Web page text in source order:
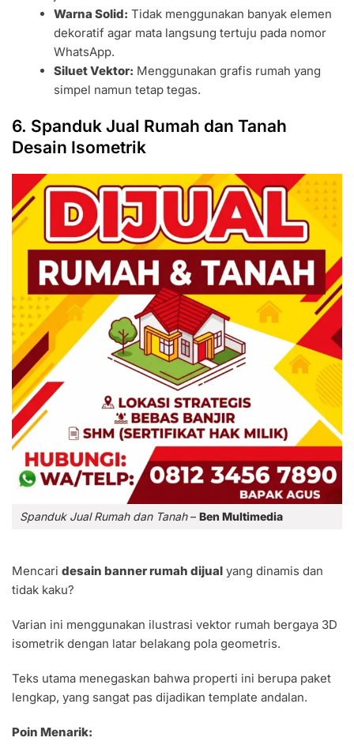
Warna Solid: Tidak menggunakan banyak elemen
dekoratif agar mata langsung tertuju pada nomor
WhatsApp.
Siluet Vektor: Menggunakan grafis rumah yang
simpel namun tetap tegas.
6. Spanduk Jual Rumah dan Tanah
Desain Isometrik
Spanduk Jual Rumah dan Tanah– Ben Multimedia
Mencari desain banner rumah dijual yang dinamis dan
tidak kaku?
Varian ini menggunakan ilustrasi vektor rumah bergaya 3D
isometrik dengan latar belakang pola geometris.
Teks utama menegaskan bahwa properti ini berupa paket
lengkap, yang sangat pas dijadikan template andalan.
Poin Menarik: